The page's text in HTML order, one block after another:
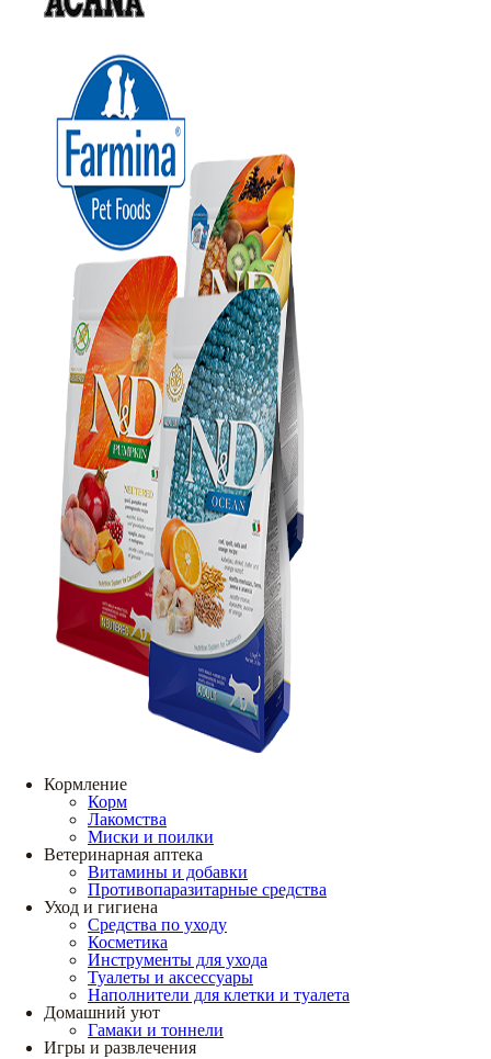
Кормление
Корм
Лакомства
Миски и поилки
Ветеринарная аптека
Витамины и добавки
Противопаразитарные средства
Уход и гигиена
Средства по уходу
Косметика
Инструменты для ухода
Туалеты и аксессуары
Наполнители для клетки и туалета
Домашний уют
Гамаки и тоннели
Игры и развлечения